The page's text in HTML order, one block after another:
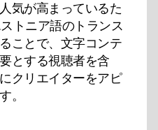
気が高まっているた
トニア語のトランス
ことで、文字コンテ
とする視聴者を含
クリエイターをアピ
。